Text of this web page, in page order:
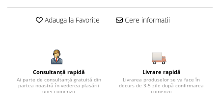
Adauga la Favorite Cere informatii
Consultanță rapidă
Ai parte de consultanță gratuită din
partea noastră în vederea plasării
unei comenzii
Livrare rapidă
Livrarea produselor se va face în
decurs de 3-5 zile după confirmarea
comenzii